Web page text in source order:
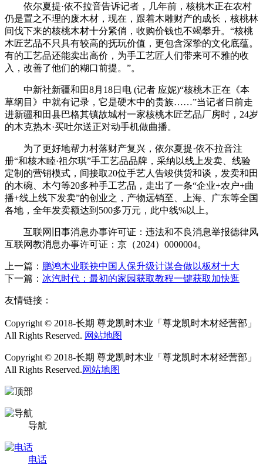
依尔夏提·依不拉音告诉记者，几年前，核桃木正在农村
仍是置之不理的废木材，现在，跟着木雕财产的成长，核桃林
间伐下来的核桃木材十分紧俏，收购价钱也不竭攀升。“核桃
木匠艺品不只具有较高的抚玩价值，更包含深挚的文化底蕴。
有的工艺品还能卖出高价，为手工艺匠人们带来可不雅的收
入，改善了他们的糊口前提。”。
中新社新疆和田8月18日电 (记者 应妮)“核桃木正在《本
草纲目》中就有记录，它是硬木中的贵族……”当记者日前走
进新疆和田县巴格其镇故城村一家核桃木匠艺品厂房时，24岁
的木克热木·买吐尔送正对动手机做曲播。
为了更好地帮力村落财产复兴，依尔夏提·依不拉音注
册“和核木睦·祖尔琪”手工艺品品牌，采纳以线上发卖、线验
定制的营销模式，间接取20位手艺人告竣供货和谈，发卖和田
的木碗、木勺等20多种手工艺品，走出了一条“企业+农户+曲
播+线上线下发卖”的创业之，产物远销至、上海、广东等全国
各地，全年发卖额达到500多万元，此中线%以上。
互联网旧事消息办事许可证：违法和不良消息举报德律风
互联网教消息办事许可证：京（2024）0000004。
上一篇： 鹏鸿木业联袂中国人保升级计谋合做以板材十大
下一篇： 冰汽时代：最初的家园获取教程一键获取加快逛
友情链接：
Copyright © 2018-长期 尊龙凯时木业「尊龙凯时木材经营部」
All Rights Reserved. 网站地图
Copyright © 2018-长期 尊龙凯时木业「尊龙凯时木材经营部」
All Rights Reserved.网站地图
导航
电话